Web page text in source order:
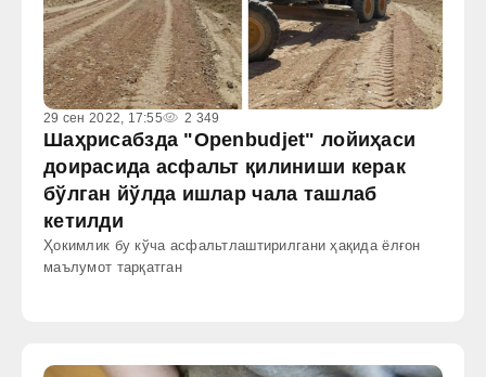
29 сен 2022, 17:55 2 349
Шаҳрисабзда "Openbudjet" лойиҳаси
доирасида асфальт қилиниши керак
бўлган йўлда ишлар чала ташлаб
кетилди
Ҳокимлик бу кўча асфальтлаштирилгани ҳақида ёлғон
маълумот тарқатган